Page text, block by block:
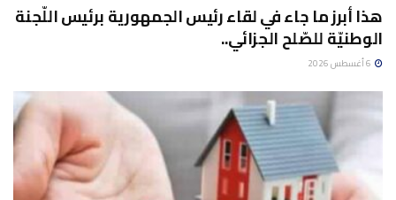
هذا أبرز ما جاء في لقاء رئيس الجمهورية برئيس اللّجنة
الوطنيّة للصّلح الجزائي..